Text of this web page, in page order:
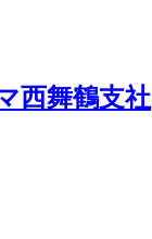
西舞鶴支社